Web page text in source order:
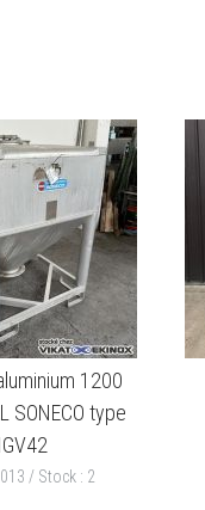
1200
SONECO type
/ Stock : 2